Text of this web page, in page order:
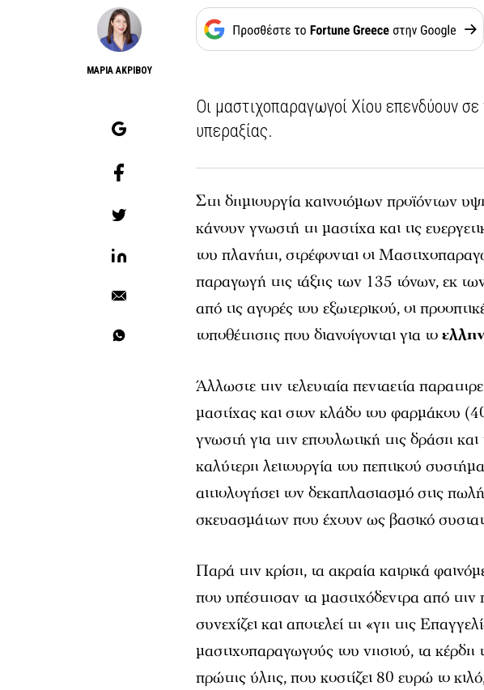
ΜΑΡΙΑ ΑΚΡΙΒΟΥ
Οι μαστιχοπαραγωγοί Χίου επενδύουν
υπεραξίας.
Στη δημιουργία καινοτόμων προϊόντων
κάνουν γνωστή τη μαστίχα και τις
του πλανήτη, στρέφονται οι
παραγωγή της τάξης των 135 τόνων, εκ
από τις αγορές του εξωτερικού, οι
τοποθέτησης που διανοίγονται για το
Άλλωστε την τελευταία πενταετία
μαστίχας και στον κλάδο του φαρμάκου
γνωστή για την επουλωτική της δράση
καλύτερη λειτουργία του πεπτικού
αιτιολογήσει τον δεκαπλασιασμό στις
σκευασμάτων που έχουν ως βασικό
Παρά την κρίση, τα ακραία καιρικά
που υπέστησαν τα μαστιχόδεντρα από
συνεχίζει και αποτελεί τη «γη της
μαστιχοπαραγωγούς του νησιού, τα
πρώτης ύλης, που κοστίζει 80 ευρώ το